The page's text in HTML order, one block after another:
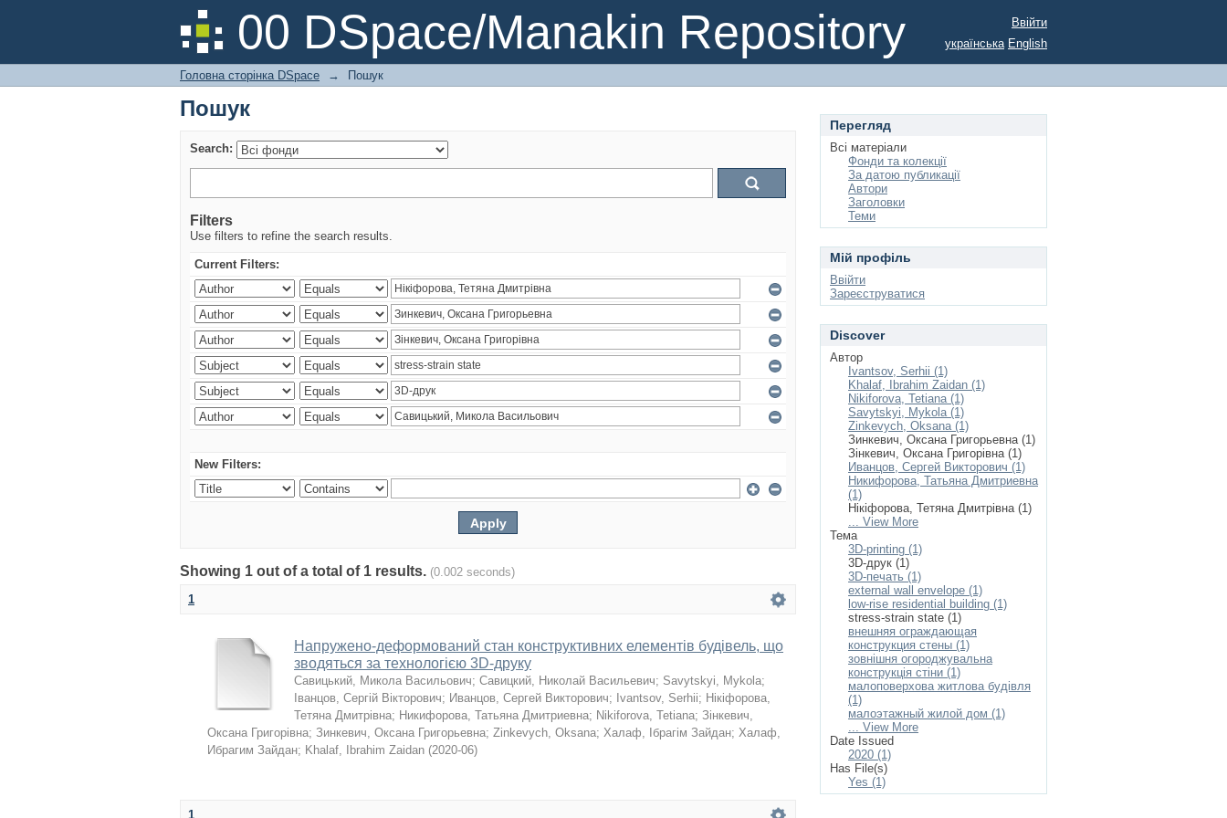
00 DSpace/Manakin Repository
Пошук
Ввійти
українська English
Головна сторінка DSpace → Пошук
Пошук
Search:
Filters
Use filters to refine the search results.
Current Filters:
New Filters:
Showing 1 out of a total of 1 results. (0.002 seconds)
1
Напружено-деформований стан конструктивних елементів будівель, що
зводяться за технологією 3D-друку
Савицький, Микола Васильович; Савицкий, Николай Васильевич; Savytskyi, Mykola;
Іванцов, Сергій Вікторович; Иванцов, Сергей Викторович; Ivantsov, Serhii; Нікіфорова,
Тетяна Дмитрівна; Никифорова, Татьяна Дмитриевна; Nikiforova, Tetiana; Зінкевич,
Оксана Григорівна; Зинкевич, Оксана Григорьевна; Zinkevych, Oksana; Халаф, Ібрагім Зайдан; Халаф,
Ибрагим Зайдан; Khalaf, Ibrahim Zaidan (2020-06)
1
Перегляд
Всі матеріали
Фонди та колекції
За датою публикації
Автори
Заголовки
Теми
Мій профіль
Ввійти
Зареєструватися
Discover
Автор
Ivantsov, Serhii (1)
Khalaf, Ibrahim Zaidan (1)
Nikiforova, Tetiana (1)
Savytskyi, Mykola (1)
Zinkevych, Oksana (1)
Зинкевич, Оксана Григорьевна (1)
Зінкевич, Оксана Григорівна (1)
Иванцов, Сергей Викторович (1)
Никифорова, Татьяна Дмитриевна
(1)
Нікіфорова, Тетяна Дмитрівна (1)
... View More
Тема
3D-printing (1)
3D-друк (1)
3D-печать (1)
external wall envelope (1)
low-rise residential building (1)
stress-strain state (1)
внешняя ограждающая
конструкция стены (1)
зовнішня огороджувальна
конструкція стіни (1)
малоповерхова житлова будівля
(1)
малоэтажный жилой дом (1)
... View More
Date Issued
2020 (1)
Has File(s)
Yes (1)